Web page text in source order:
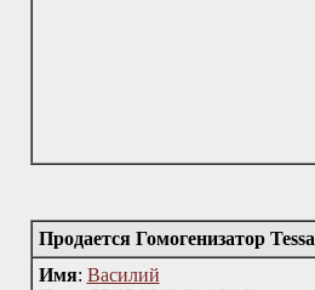
Продается Гомогенизатор Tessa
Имя: Василий